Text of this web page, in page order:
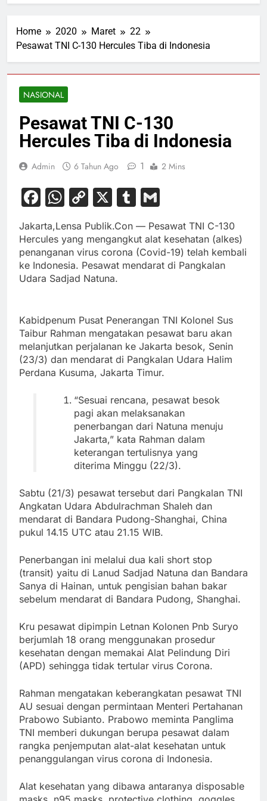
Home 2020 Maret
22
Pesawat TNI C-130 Hercules Tiba di Indonesia
NASIONAL
Pesawat TNI C-130
Hercules Tiba di Indonesia
Admin 6 Tahun Ago 1 2 Mins
Facebook
WhatsApp
Copy
Link
X Tumblr
Jakarta,Lensa Publik.Con — Pesawat TNI C-130
Hercules yang mengangkut alat kesehatan (alkes)
penanganan virus corona (Covid-19) telah kembali
ke Indonesia. Pesawat mendarat di Pangkalan
Udara Sadjad Natuna.
Kabidpenum Pusat Penerangan TNI Kolonel Sus
Taibur Rahman mengatakan pesawat baru akan
melanjutkan perjalanan ke Jakarta besok, Senin
(23/3) dan mendarat di Pangkalan Udara Halim
Perdana Kusuma, Jakarta Timur.
“Sesuai rencana, pesawat besok
pagi akan melaksanakan
penerbangan dari Natuna menuju
Jakarta,” kata Rahman dalam
keterangan tertulisnya yang
diterima Minggu (22/3).
Sabtu (21/3) pesawat tersebut dari Pangkalan TNI
Angkatan Udara Abdulrachman Shaleh dan
mendarat di Bandara Pudong-Shanghai, China
pukul 14.15 UTC atau 21.15 WIB.
Penerbangan ini melalui dua kali short stop
(transit) yaitu di Lanud Sadjad Natuna dan Bandara
Sanya di Hainan, untuk pengisian bahan bakar
sebelum mendarat di Bandara Pudong, Shanghai.
Kru pesawat dipimpin Letnan Kolonen Pnb Suryo
berjumlah 18 orang menggunakan prosedur
kesehatan dengan memakai Alat Pelindung Diri
(APD) sehingga tidak tertular virus Corona.
Rahman mengatakan keberangkatan pesawat TNI
AU sesuai dengan permintaan Menteri Pertahanan
Prabowo Subianto. Prabowo meminta Panglima
TNI memberi dukungan berupa pesawat dalam
rangka penjemputan alat-alat kesehatan untuk
penanggulangan virus corona di Indonesia.
Alat kesehatan yang dibawa antaranya disposable